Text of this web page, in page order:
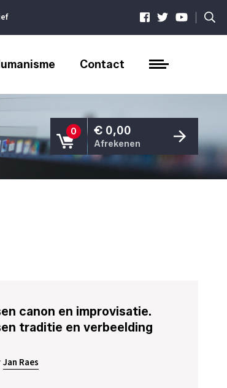
|
Contact
0 € 0,00
Afrekenen
canon en improvisatie.
traditie en verbeelding
Jan Raes